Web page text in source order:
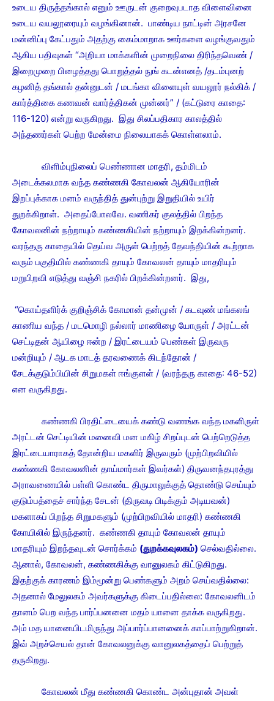
உடைய திருத்தங்கால் எனும் ஊருடன் குறைவுபடாத விளைவினை
உடைய வயலூரையும் வழங்கினான். பாண்டிய நாட்டின் அரசனே
மன்னிப்பு கேட்பதும் அதற்கு கைம்மாறாக ஊர்களை வழங்குவதும்
ஆகிய பதிவுகள் “அறியா மாக்களின் முறைநிலை திரிந்தவெண் /
இறைமுறை பிழைத்தது பொறுத்தல் நுங் கடன்எனத் /தடம்புனற்
கழனித் தங்கால் தன்னுடன் / மடங்கா விளையுள் வயலூர் நல்கிக் /
கார்த்திகை கணவன் வார்த்திகன் முன்னர்” / (கட்டுரை காதை:
116-120) என்று வருகிறது. இது சிலப்பதிகார காலத்தில்
அந்தணர்கள் பெற்ற மேன்மை நிலையாகக் கொள்ளலாம்.
விளிம்புநிலைப் பெண்ணான மாதரி, தம்மிடம்
அடைக்கலமாக வந்த கண்ணகி கோவலன் ஆகியோரின்
இறப்புக்காக மனம் வருந்தித் துன்புற்று இறுதியில் உயிர்
துறக்கிறாள். அதைப்போலவே. வணிகர் குலத்தில் பிறந்த
கோவலனின் நற்றாயும் கண்ணகியின் நற்றாயும் இறக்கின்றனர்.
வரந்தரு காதையில் தெய்வ அருள் பெற்றத் தேவந்தியின் கூற்றாக
வரும் பகுதியில் கண்ணகி தாயும் கோவலன் தாயும் மாதரியும்
மறுபிறவி எடுத்து வஞ்சி நகரில் பிறக்கின்றனர். இது,
“கொய்தளிர்க் குறிஞ்சிக் கோமான் தன்முன் / கடவுண் மங்கலங்
காணிய வந்த / மடமொழி நல்லார் மாணிழை யோருள் / அரட்டன்
செட்டிதன் ஆயிழை ஈன்ற / இரட்டையம் பெண்கள் இருவரு
மன்றியும் / ஆடக மாடத் தரவணைக் கிடந்தோன் /
சேடக்குடும்பியின் சிறுமகள் ஈங்குளள் / (வரந்தரு காதை: 46-52)
என வருகிறது.
கண்ணகி பிரதிட்டையைக் கண்டு வணங்க வந்த மகளிருள்
அரட்டன் செட்டியின் மனைவி மன மகிழ் சிறப்புடன் பெற்றெடுத்த
இரட்டையாராகத் தோன்றிய மகளிர் இருவரும் (முற்பிறவியில்
கண்ணகி கோவலனின் தாய்மார்கள் இவர்கள்) திருவனந்தபுரத்து
அராவணையில் பள்ளி கொண்ட திருமாலுக்குத் தொண்டு செய்யும்
குடும்பத்தைச் சார்ந்த சேடன் (திருவடி பிடிக்கும் அடியவன்)
மகளாகப் பிறந்த சிறுமகளும் (முற்பிறவியில் மாதரி) கண்ணகி
கோயிலில் இருந்தனர். கண்ணகி தாயும் கோவலன் தாயும்
மாதரியும் இறந்தவுடன் சொர்க்கம் (துறக்கவுலகம்) செல்வதில்லை.
ஆனால், கோவலன், கண்ணகிக்கு வானுலகம் கிட்டுகிறது.
இதற்குக் காரணம் இம்மூன்று பெண்களும் அறம் செய்வதில்லை:
அதனால் மேலுலகம் அவர்களுக்கு கிடைப்பதில்லை: கோவலனிடம்
தானம் பெற வந்த பார்ப்பனனை மதம் யானை தாக்க வருகிறது.
அம் மத யானையிடமிருந்து அப்பார்ப்பானனைக் காப்பாற்றுகிறான்.
இவ் அறச்செயல் தான் கோவலனுக்கு வானுலகத்தைப் பெற்றுத்
தருகிறது.
கோவலன் மீது கண்ணகி கொண்ட அன்புதான் அவள்